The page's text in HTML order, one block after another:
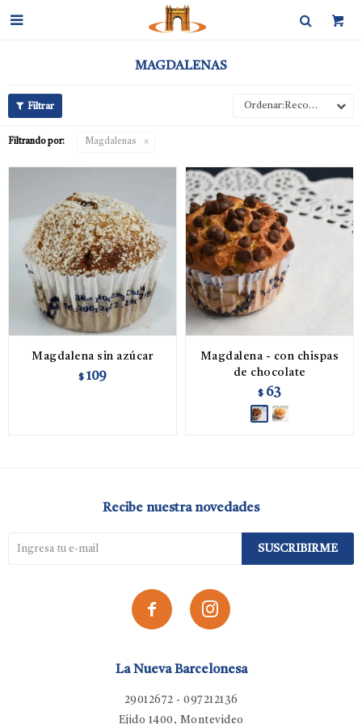

MAGDALENAS
Recomendados
Filtrando por: Magdalenas
Magdalena sin azúcar
$ 109
Magdalena - con chispas
de chocolate
$ 63
La Nueva Barcelonesa
29012672 - 097212136
Ejido 1400, Montevideo
Recibe nuestra novedades
SUSCRIBIRME
 